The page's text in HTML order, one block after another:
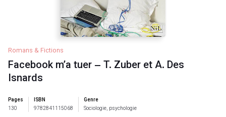
Romans & Fictions
Facebook m’a tuer – T. Zuber et A. Des
Isnards
Pages
130
ISBN
9782841115068
Genre
Sociologie, psychologie